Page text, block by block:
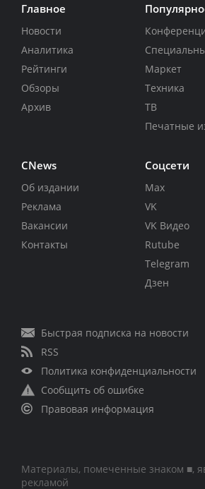
Главное
Новости
Аналитика
Рейтинги
Обзоры
Архив
Маркет
Техника
ТВ
Печатные
CNews
Об издании
Реклама
Вакансии
Контакты
Соцсети
Max
VK
VK Видео
Rutube
Telegram
Дзен
Быстрая подписка на новости
RSS
Политика конфиденциальности
Сообщить об ошибке
Правовая информация
Материалы, помеченные знаком ■,
рекламой